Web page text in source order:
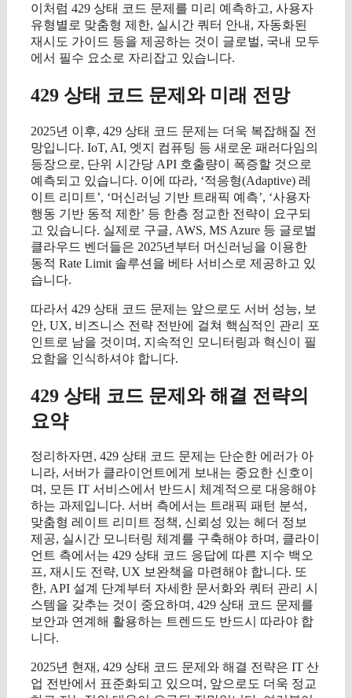
이처럼 429 상태 코드 문제를 미리 예측하고, 사용자
유형별로 맞춤형 제한, 실시간 쿼터 안내, 자동화된
재시도 가이드 등을 제공하는 것이 글로벌, 국내 모두
에서 필수 요소로 자리잡고 있습니다.
429 상태 코드 문제와 미래 전망
2025년 이후, 429 상태 코드 문제는 더욱 복잡해질 전
망입니다. IoT, AI, 엣지 컴퓨팅 등 새로운 패러다임의
등장으로, 단위 시간당 API 호출량이 폭증할 것으로
예측되고 있습니다. 이에 따라, ‘적응형(Adaptive) 레
이트 리미트’, ‘머신러닝 기반 트래픽 예측’, ‘사용자
행동 기반 동적 제한’ 등 한층 정교한 전략이 요구되
고 있습니다. 실제로 구글, AWS, MS Azure 등 글로벌
클라우드 벤더들은 2025년부터 머신러닝을 이용한
동적 Rate Limit 솔루션을 베타 서비스로 제공하고 있
습니다.
따라서 429 상태 코드 문제는 앞으로도 서버 성능, 보
안, UX, 비즈니스 전략 전반에 걸쳐 핵심적인 관리 포
인트로 남을 것이며, 지속적인 모니터링과 혁신이 필
요함을 인식하셔야 합니다.
429 상태 코드 문제와 해결 전략의
요약
정리하자면, 429 상태 코드 문제는 단순한 에러가 아
니라, 서버가 클라이언트에게 보내는 중요한 신호이
며, 모든 IT 서비스에서 반드시 체계적으로 대응해야
하는 과제입니다. 서버 측에서는 트래픽 패턴 분석,
맞춤형 레이트 리미트 정책, 신뢰성 있는 헤더 정보
제공, 실시간 모니터링 체계를 구축해야 하며, 클라이
언트 측에서는 429 상태 코드 응답에 따른 지수 백오
프, 재시도 전략, UX 보완책을 마련해야 합니다. 또
한, API 설계 단계부터 자세한 문서화와 쿼터 관리 시
스템을 갖추는 것이 중요하며, 429 상태 코드 문제를
보안과 연계해 활용하는 트렌드도 반드시 따라야 합
니다.
2025년 현재, 429 상태 코드 문제와 해결 전략은 IT 산
업 전반에서 표준화되고 있으며, 앞으로도 더욱 정교